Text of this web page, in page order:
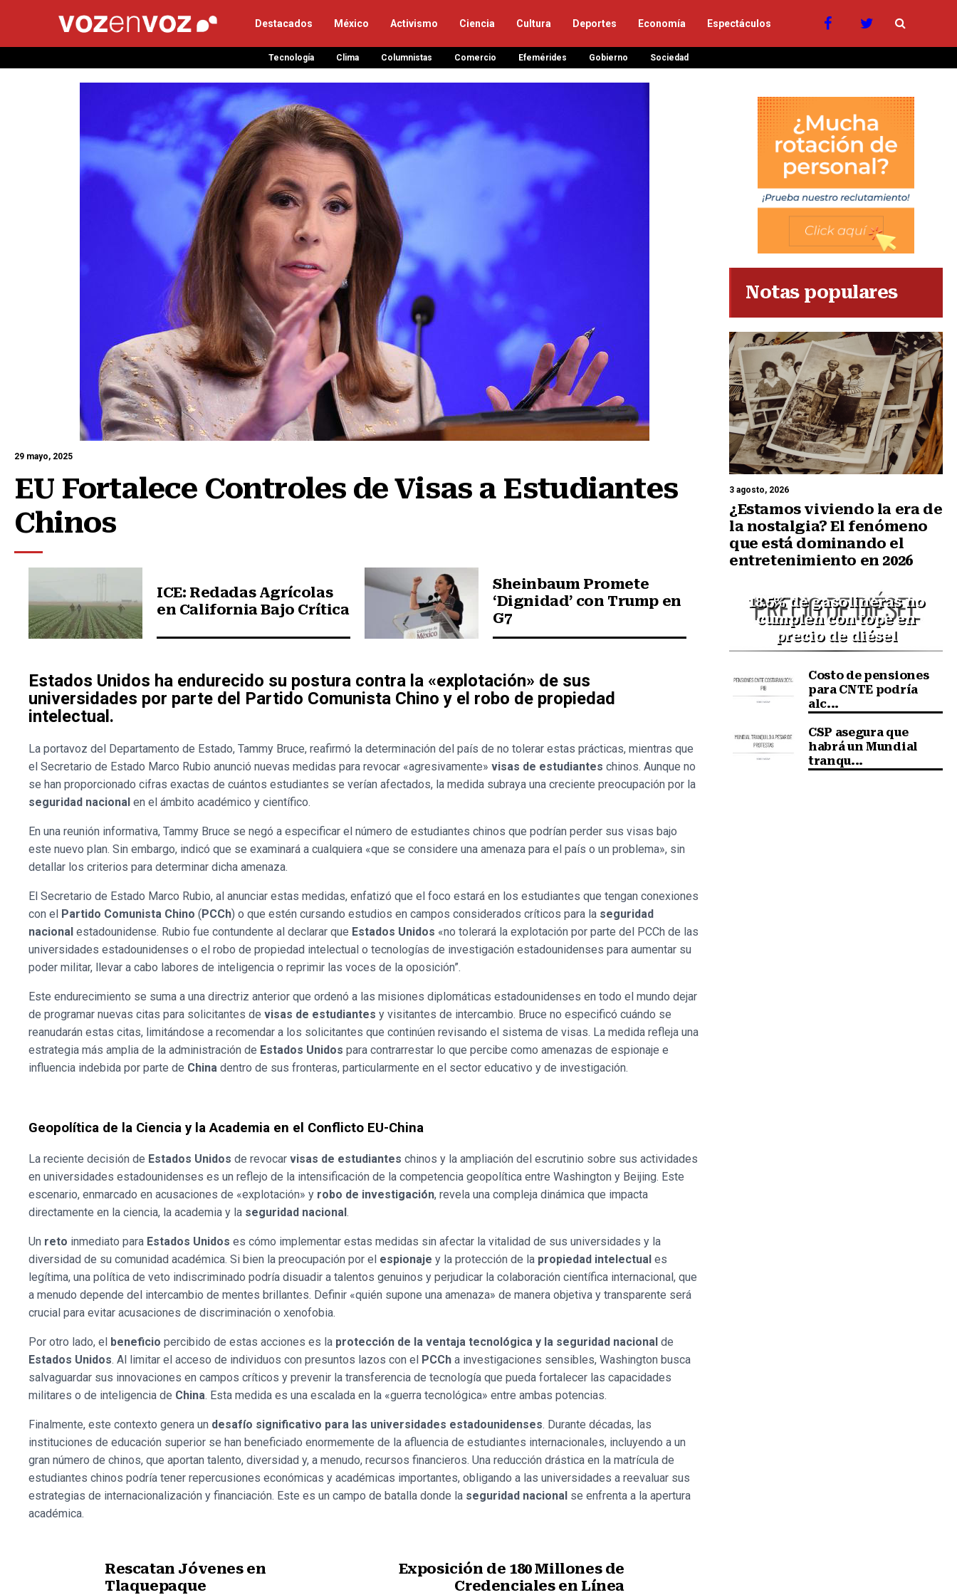
Destacados México Activismo Ciencia Cultura Deportes Economía Espectáculos
Tecnología Clima Columnistas Comercio Efemérides Gobierno Sociedad
29 mayo, 2025
EU Fortalece Controles de Visas a Estudiantes
Chinos
ICE: Redadas Agrícolas
en California Bajo Crítica
Sheinbaum Promete
‘Dignidad’ con Trump en
G7
Estados Unidos ha endurecido su postura contra la «explotación» de sus
universidades por parte del Partido Comunista Chino y el robo de propiedad
intelectual.
La portavoz del Departamento de Estado, Tammy Bruce, reafirmó la determinación del país de no tolerar estas prácticas, mientras que
el Secretario de Estado Marco Rubio anunció nuevas medidas para revocar «agresivamente» visas de estudiantes chinos. Aunque no
se han proporcionado cifras exactas de cuántos estudiantes se verían afectados, la medida subraya una creciente preocupación por la
seguridad nacional en el ámbito académico y científico.
En una reunión informativa, Tammy Bruce se negó a especificar el número de estudiantes chinos que podrían perder sus visas bajo
este nuevo plan. Sin embargo, indicó que se examinará a cualquiera «que se considere una amenaza para el país o un problema», sin
detallar los criterios para determinar dicha amenaza.
El Secretario de Estado Marco Rubio, al anunciar estas medidas, enfatizó que el foco estará en los estudiantes que tengan conexiones
con el Partido Comunista Chino (PCCh) o que estén cursando estudios en campos considerados críticos para la seguridad
nacional estadounidense. Rubio fue contundente al declarar que Estados Unidos «no tolerará la explotación por parte del PCCh de las
universidades estadounidenses o el robo de propiedad intelectual o tecnologías de investigación estadounidenses para aumentar su
poder militar, llevar a cabo labores de inteligencia o reprimir las voces de la oposición”.
Este endurecimiento se suma a una directriz anterior que ordenó a las misiones diplomáticas estadounidenses en todo el mundo dejar
de programar nuevas citas para solicitantes de visas de estudiantes y visitantes de intercambio. Bruce no especificó cuándo se
reanudarán estas citas, limitándose a recomendar a los solicitantes que continúen revisando el sistema de visas. La medida refleja una
estrategia más amplia de la administración de Estados Unidos para contrarrestar lo que percibe como amenazas de espionaje e
influencia indebida por parte de China dentro de sus fronteras, particularmente en el sector educativo y de investigación.
Geopolítica de la Ciencia y la Academia en el Conflicto EU-China
La reciente decisión de Estados Unidos de revocar visas de estudiantes chinos y la ampliación del escrutinio sobre sus actividades
en universidades estadounidenses es un reflejo de la intensificación de la competencia geopolítica entre Washington y Beijing. Este
escenario, enmarcado en acusaciones de «explotación» y robo de investigación, revela una compleja dinámica que impacta
directamente en la ciencia, la academia y la seguridad nacional .
Un reto inmediato para Estados Unidos es cómo implementar estas medidas sin afectar la vitalidad de sus universidades y la
diversidad de su comunidad académica. Si bien la preocupación por el espionaje y la protección de la propiedad intelectual es
legítima, una política de veto indiscriminado podría disuadir a talentos genuinos y perjudicar la colaboración científica internacional, que
a menudo depende del intercambio de mentes brillantes. Definir «quién supone una amenaza» de manera objetiva y transparente será
crucial para evitar acusaciones de discriminación o xenofobia.
Por otro lado, el beneficio percibido de estas acciones es la protección de la ventaja tecnológica y la seguridad nacional de
Estados Unidos. Al limitar el acceso de individuos con presuntos lazos con el PCCh a investigaciones sensibles, Washington busca
salvaguardar sus innovaciones en campos críticos y prevenir la transferencia de tecnología que pueda fortalecer las capacidades
militares o de inteligencia de China. Esta medida es una escalada en la «guerra tecnológica» entre ambas potencias.
Finalmente, este contexto genera un desafío significativo para las universidades estadounidenses. Durante décadas, las
instituciones de educación superior se han beneficiado enormemente de la afluencia de estudiantes internacionales, incluyendo a un
gran número de chinos, que aportan talento, diversidad y, a menudo, recursos financieros. Una reducción drástica en la matrícula de
estudiantes chinos podría tener repercusiones económicas y académicas importantes, obligando a las universidades a reevaluar sus
estrategias de internacionalización y financiación. Este es un campo de batalla donde la seguridad nacional se enfrenta a la apertura
académica.
Rescatan Jóvenes en
Tlaquepaque
Exposición de 180 Millones de
Credenciales en Línea
Notas populares
3 agosto, 2026
¿Estamos viviendo la era de
la nostalgia? El fenómeno
que está dominando el
entretenimiento en 2026
18.5% de gasolineras no
cumplen con tope en
precio de diésel
Costo de pensiones
para CNTE podría
alc...
CSP asegura que
habrá un Mundial
tranqu...